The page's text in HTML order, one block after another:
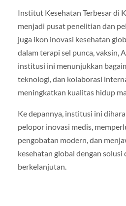
Institut Kesehatan Terbesar di
menjadi pusat penelitian dan
juga ikon inovasi kesehatan
dalam terapi sel punca, vaksin,
institusi ini menunjukkan
teknologi, dan kolaborasi
meningkatkan kualitas hidup
Ke depannya, institusi ini
pelopor inovasi medis,
pengobatan modern, dan
kesehatan global dengan solusi
berkelanjutan.